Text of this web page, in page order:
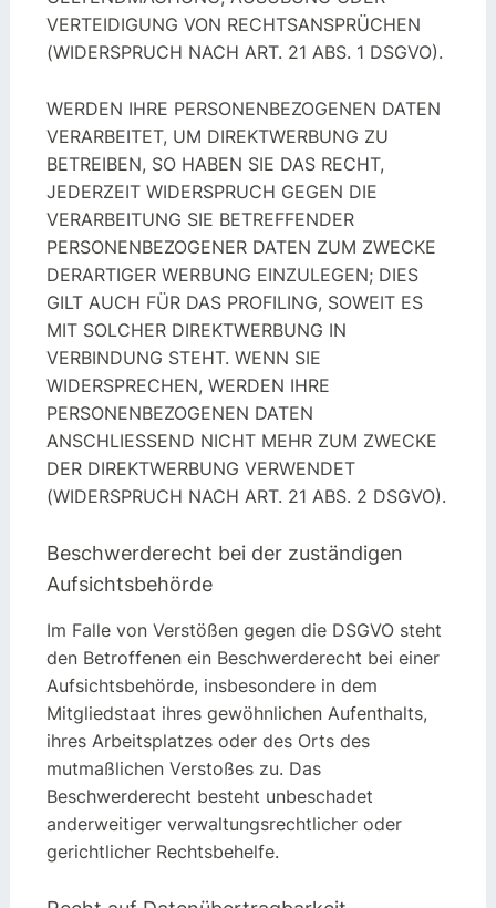
VERTEIDIGUNG VON RECHTSANSPRÜCHEN
(WIDERSPRUCH NACH ART. 21 ABS. 1 DSGVO).
WERDEN IHRE PERSONENBEZOGENEN DATEN
VERARBEITET, UM DIREKTWERBUNG ZU
BETREIBEN, SO HABEN SIE DAS RECHT,
JEDERZEIT WIDERSPRUCH GEGEN DIE
VERARBEITUNG SIE BETREFFENDER
PERSONENBEZOGENER DATEN ZUM ZWECKE
DERARTIGER WERBUNG EINZULEGEN; DIES
GILT AUCH FÜR DAS PROFILING, SOWEIT ES
MIT SOLCHER DIREKTWERBUNG IN
VERBINDUNG STEHT. WENN SIE
WIDERSPRECHEN, WERDEN IHRE
PERSONENBEZOGENEN DATEN
ANSCHLIESSEND NICHT MEHR ZUM ZWECKE
DER DIREKTWERBUNG VERWENDET
(WIDERSPRUCH NACH ART. 21 ABS. 2 DSGVO).
Beschwerde­recht bei der zuständigen
Aufsichts­behörde
Im Falle von Verstößen gegen die DSGVO steht
den Betroffenen ein Beschwerderecht bei einer
Aufsichtsbehörde, insbesondere in dem
Mitgliedstaat ihres gewöhnlichen Aufenthalts,
ihres Arbeitsplatzes oder des Orts des
mutmaßlichen Verstoßes zu. Das
Beschwerderecht besteht unbeschadet
anderweitiger verwaltungsrechtlicher oder
gerichtlicher Rechtsbehelfe.